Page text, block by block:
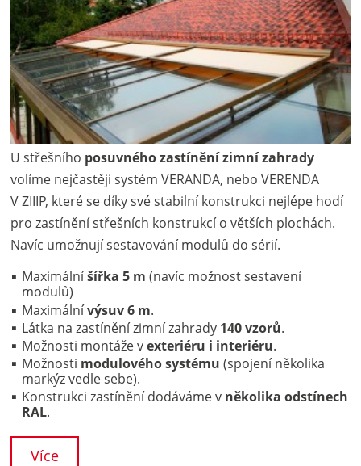
U střešního posuvného zastínění zimní zahrady
volíme nejčastěji systém VERANDA, nebo VERENDA
V ZIIIP, které se díky své stabilní konstrukci nejlépe hodí
pro zastínění střešních konstrukcí o větších plochách.
Navíc umožnují sestavování modulů do sérií.
Maximálníšířka 5 m (navíc možnost sestavení
modulů)
Maximálnívýsuv 6 m.
Látka na zastínění zimní zahrady 140 vzorů.
Možnosti montáže vexteriéru i interiéru.
Možnosti modulového systému (spojení několika
markýz vedle sebe).
Konstrukci zastínění dodáváme v několika odstínech
RAL.
Více